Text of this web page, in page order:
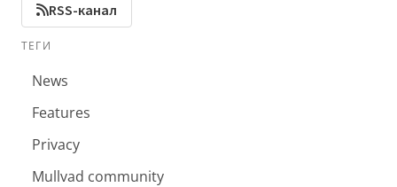
RSS-канал
ТЕГИ
News
Features
Privacy
Mullvad community